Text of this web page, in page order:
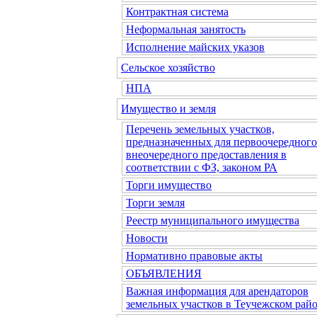
Контрактная система
Неформальная занятость
Исполнение майских указов
Сельское хозяйство
НПА
Имущество и земля
Перечень земельных участков,
предназначенных для
внеочередного предоставления в
соответствии с ФЗ, законом РА
Торги имущество
Торги земля
Реестр муниципального имущества
Новости
Нормативно правовые акты
ОБЪЯВЛЕНИЯ
Важная информация для арендаторов
земельных участков в Теучежском